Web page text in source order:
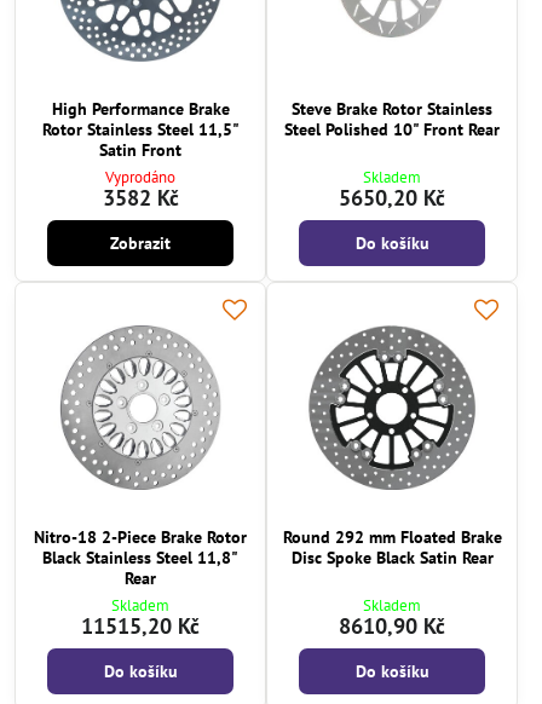
High Performance Brake
Rotor Stainless Steel 11,5"
Satin Front
Vyprodáno
3582 Kč
Zobrazit
Steve Brake Rotor Stainless
Steel Polished 10" Front Rear
Skladem
5650,20 Kč
Do košíku
Nitro-18 2-Piece Brake Rotor
Black Stainless Steel 11,8"
Rear
Skladem
11515,20 Kč
Do košíku
Round 292 mm Floated Brake
Disc Spoke Black Satin Rear
Skladem
8610,90 Kč
Do košíku